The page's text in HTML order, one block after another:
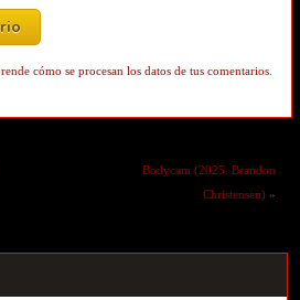
cómo se procesan los datos de tus comentarios.
Bodycam (2025. Brandon
Christensen) »